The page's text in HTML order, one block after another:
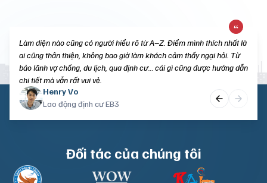
Cái mình thích nhất là làm việc rất rõ ràng: phí bao nhiêu nói bao
nhiêu, giấy tờ cần gì nói đúng cái đó, không mờ ám. Làm xong thấy
yên tâm 100%! Chỉ ước gặp văn phòng này sớm hơn.
Làm diện nào cũng có người hiểu rõ từ A–Z. Điểm mình thích nhất là
ai cũng thân thiện, không bao giờ làm khách cảm thấy ngại hỏi. Từ
bảo lãnh vợ chồng, du lịch, qua định cư… cái gì cũng được hướng dẫn
chi tiết mà vẫn rất vui vẻ.
Christine Nguyen
Sinh viên du học Mỹ
Louis Tran
Du khách Mỹ
Henry Vo
Lao động định cư EB3
Đối tác của chúng tôi